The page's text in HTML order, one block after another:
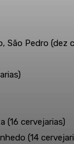
São Pedro (dez
(16 cervejarias)
(14